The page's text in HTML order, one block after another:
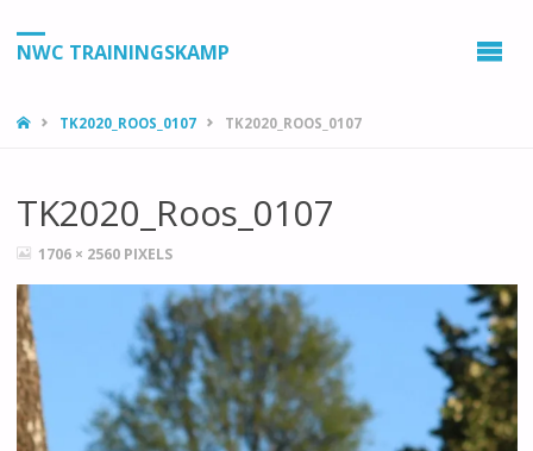
NWC TRAININGSKAMP
HOMETK2020_ROOS_0107 TK2020_ROOS_0107
TK2020_Roos_0107
VOLLEDIGE
1706 × 2560 PIXELS